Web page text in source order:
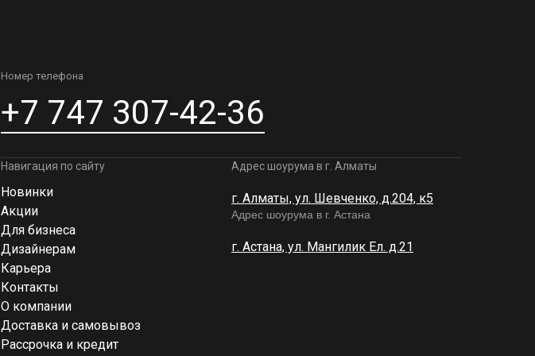
Номер телефона
+7 747 307-42-36
Навигация по сайту
Новинки
Акции
Для бизнеса
Дизайнерам
Карьера
Контакты
О компании
Доставка и самовывоз
Рассрочка и кредит
Адрес шоурума в г. Алматы
г. Алматы, ул. Шевченко, д.204, к5
Адрес шоурума в г. Астана
г. Астана, ул. Мангилик Ел. д.21